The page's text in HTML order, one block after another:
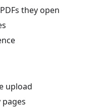
they open
upload
pages